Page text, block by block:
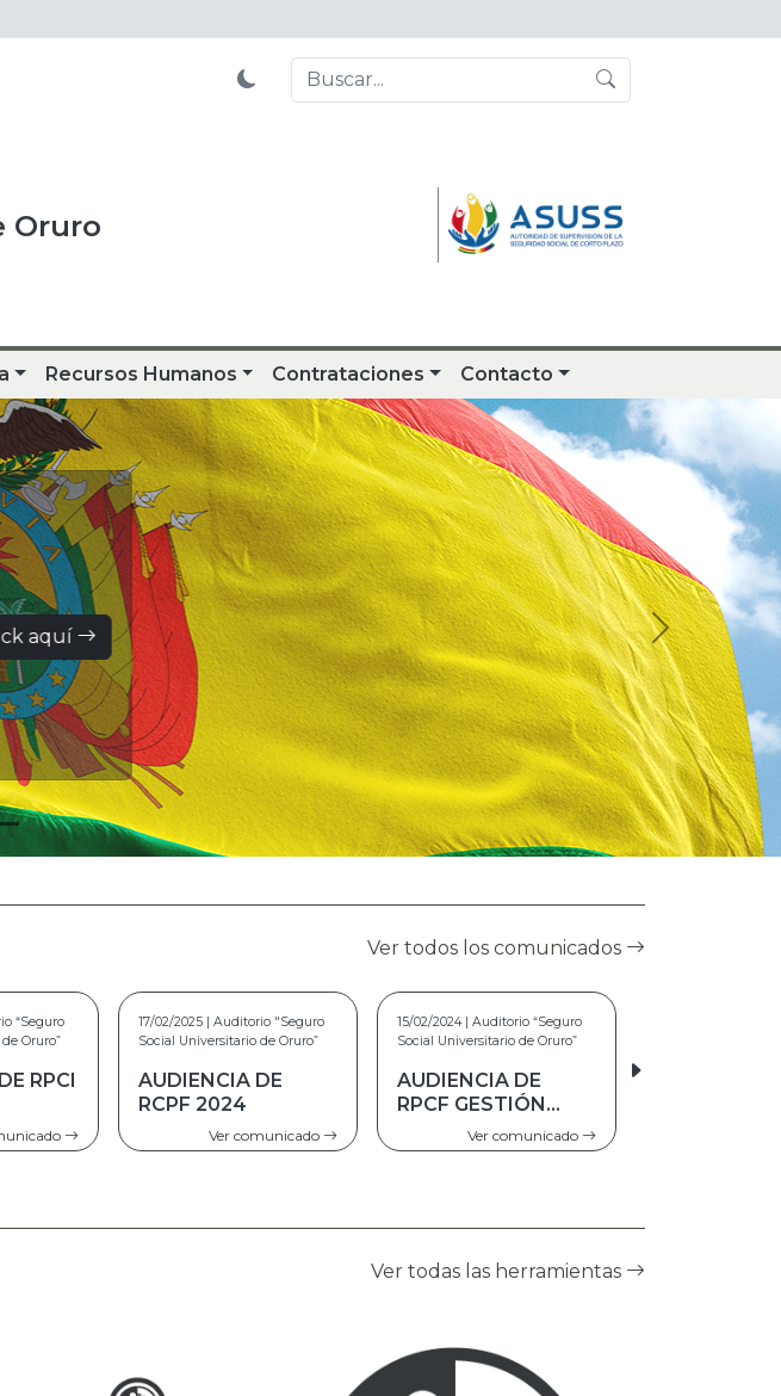
Oruro
Recursos Humanos Contrataciones Contacto
aquí
Ver todos los comunicados
"Seguro
Oruro”
15/02/2024 | Auditorio “Seguro
Social Universitario de Oruro”
AUDIENCIA DE
RPCF GESTIÓN
Ver comunicado
02/08/2023 | Seguro Social
Universitario de Oruro
TRATO
PREFERENTE A
PERSONAS
ADULTAS MAYORES
Ver comunicado
Ver todas las herramientas